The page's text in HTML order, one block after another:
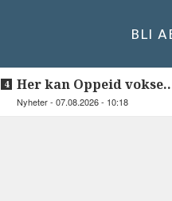
BLI
Her kan Oppeid vokse
videre
Nyheter - 07.08.2026 - 10:18